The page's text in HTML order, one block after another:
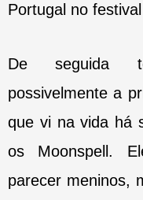
Portugal no
De seguida
possivelmente a
que vi na vida há
os Moonspell.
parecer meninos,